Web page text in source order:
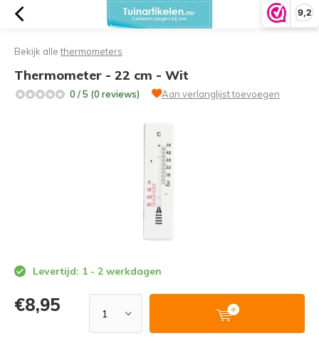
9,2
Bekijk allethermometers
Thermometer - 22 cm - Wit
0 / 5 (0 reviews) Aan verlanglijst toevoegen
Levertijd: 1 - 2 werkdagen
€8,95